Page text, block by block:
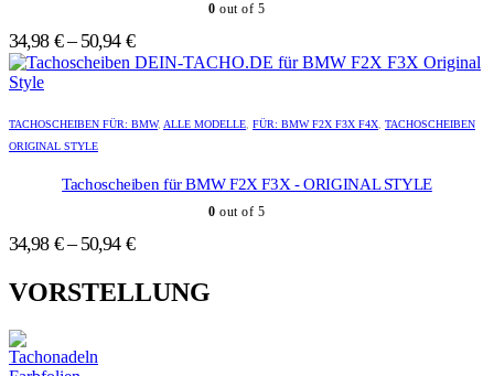
Die
Optionen
können
der
Produktseite
Die
Optionen
können
der
Produktseite
0 out of 5
34,98 €–50,94 €
Produkt
weist
Varianten
Optionen
auf
der
gewählt
werden
Produkt
weist
Varianten
Optionen
auf
der
gewählt
werden
TACHOSCHEIBEN FÜR: BMW, ALLE MODELLE, FÜR: BMW F2X F3X F4X, TACHOSCHEIBEN
ORIGINAL STYLE
Tachoscheiben für BMW F2X F3X - ORIGINAL STYLE
0 out of 5
34,98 €–50,94 €
VORSTELLUNG